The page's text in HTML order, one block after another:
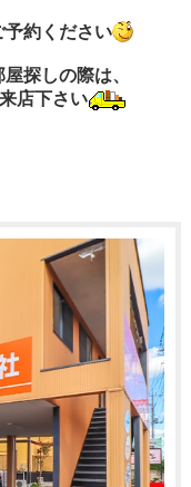
予約ください
探しの際は、
店下さい